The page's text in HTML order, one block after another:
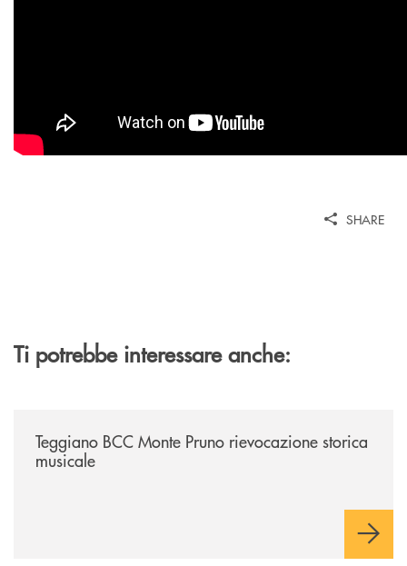
SHARE
Ti potrebbe interessare anche:
Teggiano BCC Monte Pruno rievocazione storica
musicale